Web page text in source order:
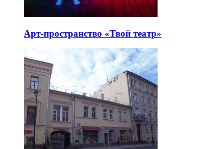
Арт-пространство «Твой театр»